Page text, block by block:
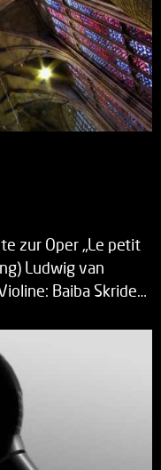
zur Oper „Le petit
Ludwig van
Baiba Skride…